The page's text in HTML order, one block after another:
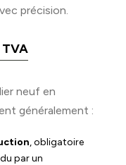
précision.
neuf en
généralement :
, obligatoire
par un